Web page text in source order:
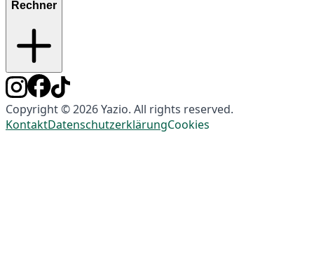
Rechner
Copyright © 2026 Yazio. All rights reserved.
KontaktDatenschutzerklärungCookies